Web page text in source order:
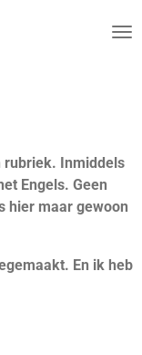
rubriek. Inmiddels
Engels. Geen
hier maar gewoon
En ik heb